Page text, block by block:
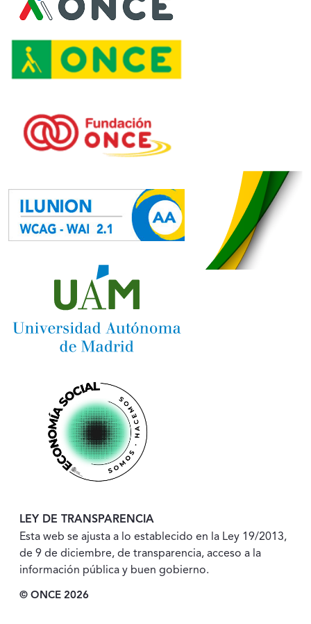
LEY DE TRANSPARENCIA
Esta web se ajusta a lo establecido en la Ley 19/2013,
de 9 de diciembre, de transparencia, acceso a la
información pública y buen gobierno.
© ONCE 2026